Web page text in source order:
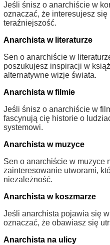
Jeśli śnisz o anarchiście w
oznaczać, że interesujesz się
teraźniejszość.
Anarchista w literaturze
Sen o anarchiście w
poszukujesz inspiracji w
alternatywne wizje świata.
Anarchista w filmie
Jeśli śnisz o anarchiście w
fascynują cię historie o
systemowi.
Anarchista w muzyce
Sen o anarchiście w muzyce
zainteresowanie utworami,
niezależność.
Anarchista w koszmarze
Jeśli anarchista pojawia się
oznaczać, że obawiasz się
Anarchista na ulicy